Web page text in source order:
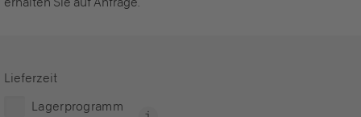
Lieferzeit
Lagerprogramm